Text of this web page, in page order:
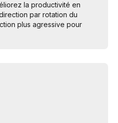
la productivité en
par rotation du
plus agressive pour